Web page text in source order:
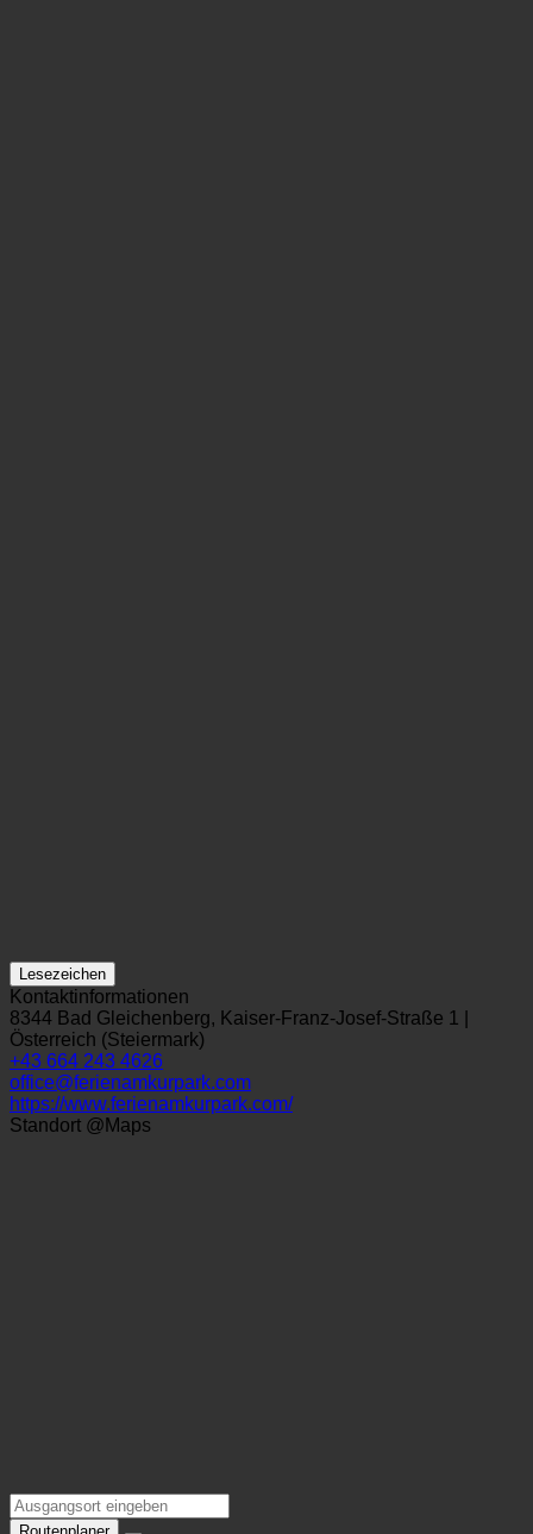
Lesezeichen
Kontaktinformationen
8344 Bad Gleichenberg, Kaiser-Franz-Josef-Straße 1 |
Österreich (Steiermark)
+43 664 243 4626
office@ferienamkurpark.com